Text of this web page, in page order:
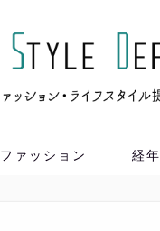
ファッション 経